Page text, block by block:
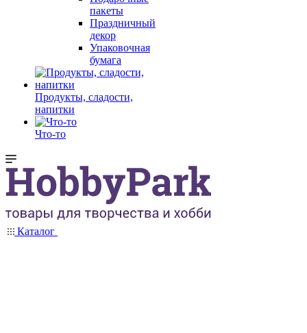
пакеты
Праздничный
декор
Упаковочная
бумага
Продукты, сладости,
напитки
Что-то
Каталог